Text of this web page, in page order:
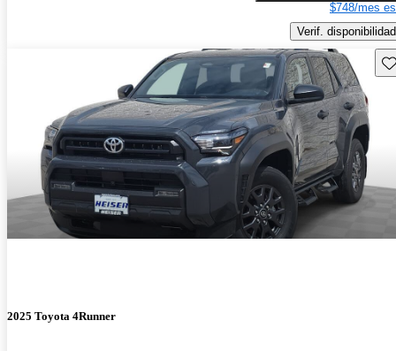
$748/mes
Verif. disponibilidad
2025 Toyota 4Runner